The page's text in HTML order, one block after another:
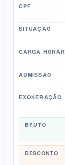
CPF
SITUAÇÃO
CARGA
ADMISSÃO
EXONERAÇÃO
BRUTO
DESCONTO